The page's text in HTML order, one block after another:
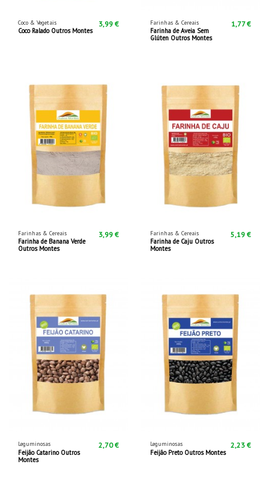
Coco & Vegetais
Coco Ralado Outros Montes
3,99 € Farinhas & Cereais
Farinha de Aveia Sem
Glúten Outros Montes
1,77 €
Farinhas & Cereais
Farinha de Banana Verde
Outros Montes
3,99 € Farinhas & Cereais
Farinha de Caju Outros
Montes
5,19 €
Leguminosas
Feijão Catarino Outros
Montes
2,70 € Leguminosas
Feijão Preto Outros Montes
2,23 €